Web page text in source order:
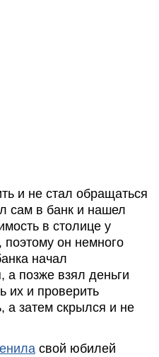
и не стал обращаться
сам в банк и нашел
в столице у
поэтому он немного
начал
а позже взял деньги
их и проверить
а затем скрылся и не
свой юбилей